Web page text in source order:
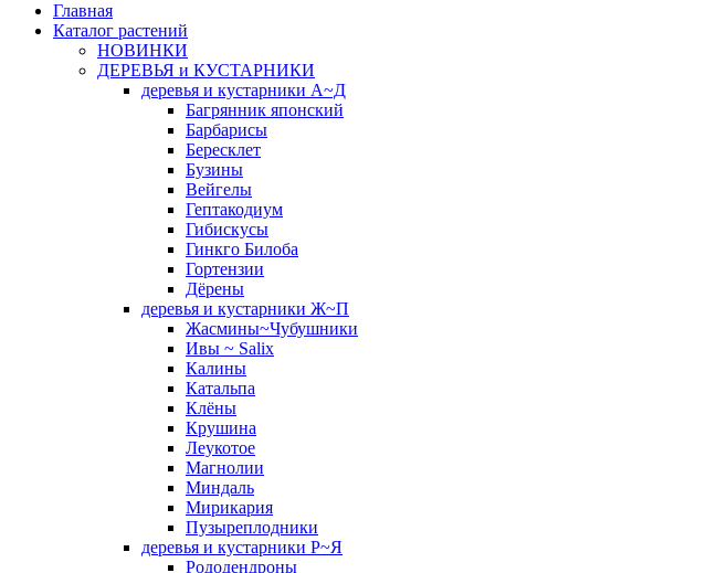
Главная
Каталог растений
НОВИНКИ
ДЕРЕВЬЯ и КУСТАРНИКИ
деревья и кустарники А~Д
Багрянник японский
Барбарисы
Бересклет
Бузины
Вейгелы
Гептакодиум
Гибискусы
Гинкго Билоба
Гортензии
Дёрены
деревья и кустарники Ж~П
Жасмины~Чубушники
Ивы ~ Salix
Калины
Катальпа
Клёны
Крушина
Леукотое
Магнолии
Миндаль
Мирикария
Пузыреплодники
деревья и кустарники Р~Я
Рододендроны